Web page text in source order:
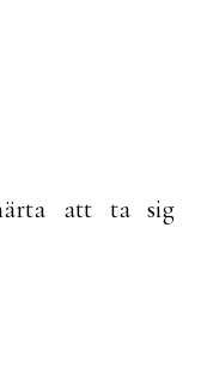
att ta sig